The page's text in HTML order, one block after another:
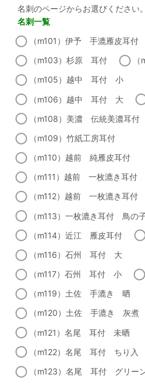
名刺のページからお選びください。
名刺一覧
（m101）伊予 手漉雁皮耳付
（m103）杉原 耳付
（m105）越中 耳付 小
（m106）越中 耳付 大
（m108）美濃 伝統美濃耳付
（m109）竹紙工房耳付
（m110）越前 純雁皮耳付
（m111）越前 一枚漉き耳付
（m112）越前 一枚漉き耳付
（m113）一枚漉き耳付 鳥の
（m114）近江 雁皮耳付
（m116）石州 耳付 大
（m117）石州 耳付 小
（m119）土佐 手漉き 晒
（m120）土佐 手漉き 灰煮
（m121）名尾 耳付 未晒
（m122）名尾 耳付 ちり入
（m123）名尾 耳付 グリー